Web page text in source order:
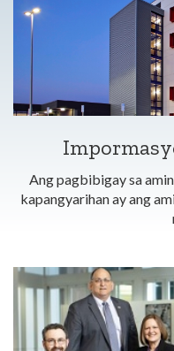
Ang pagbibigay sa
kapangyarihan ay ang